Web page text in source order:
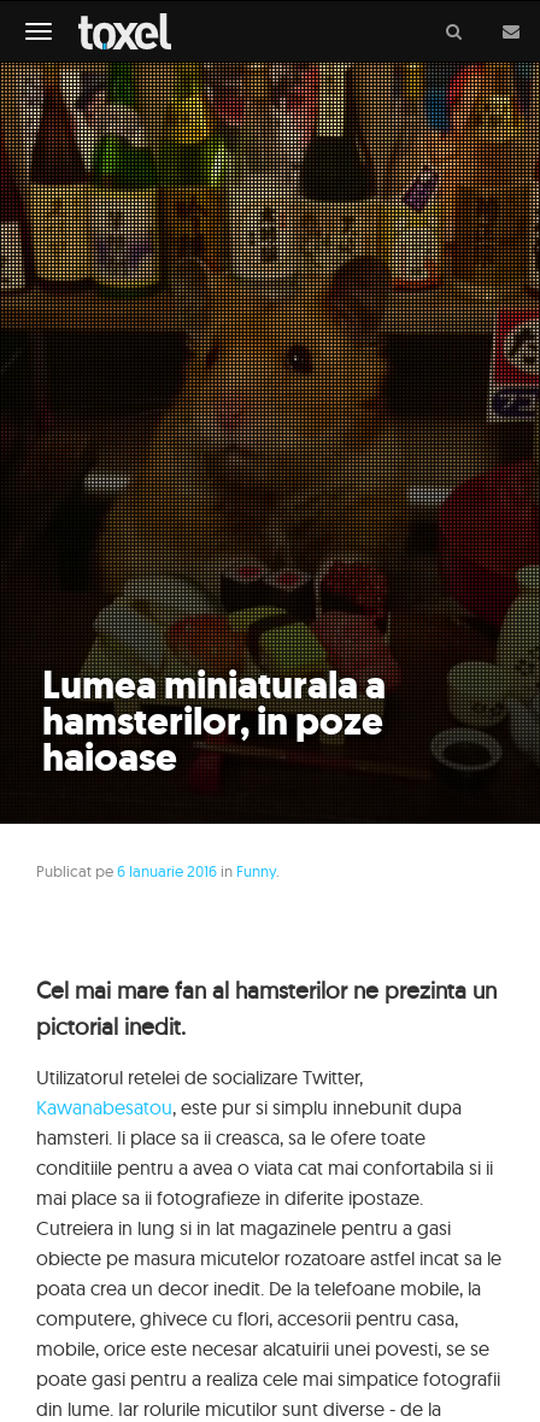
Meniu
Lumea miniaturala a
hamsterilor, in poze
haioase
Publicat pe6 Ianuarie 2016 in Funny.
Cel mai mare fan al hamsterilor ne prezinta un
pictorial inedit.
Utilizatorul retelei de socializare Twitter,
Kawanabesatou, este pur si simplu innebunit dupa
hamsteri. Ii place sa ii creasca, sa le ofere toate
conditiile pentru a avea o viata cat mai confortabila si ii
mai place sa ii fotografieze in diferite ipostaze.
Cutreiera in lung si in lat magazinele pentru a gasi
obiecte pe masura micutelor rozatoare astfel incat sa le
poata crea un decor inedit. De la telefoane mobile, la
computere, ghivece cu flori, accesorii pentru casa,
mobile, orice este necesar alcatuirii unei povesti, se se
poate gasi pentru a realiza cele mai simpatice fotografii
din lume. Iar rolurile micutilor sunt diverse - de la